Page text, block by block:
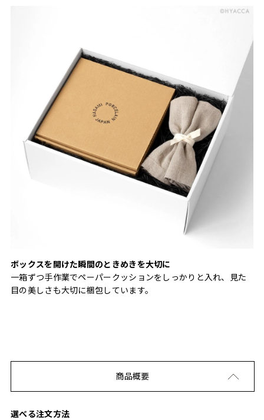
ボックスを開けた瞬間のときめきを大切に
一箱ずつ手作業でペーパークッションをしっかりと入れ、見た
目の美しさも大切に梱包しています。
商品概要
選べる注文方法